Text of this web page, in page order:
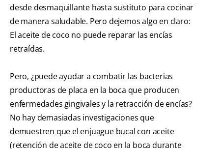
desde desmaquillante hasta sustituto para cocinar
de manera saludable. Pero dejemos algo en claro:
El aceite de coco no puede reparar las encías
retraídas.
Pero, ¿puede ayudar a combatir las bacterias
productoras de placa en la boca que producen
enfermedades gingivales y la retracción de encías?
No hay demasiadas investigaciones que
demuestren que el enjuague bucal con aceite
(retención de aceite de coco en la boca durante